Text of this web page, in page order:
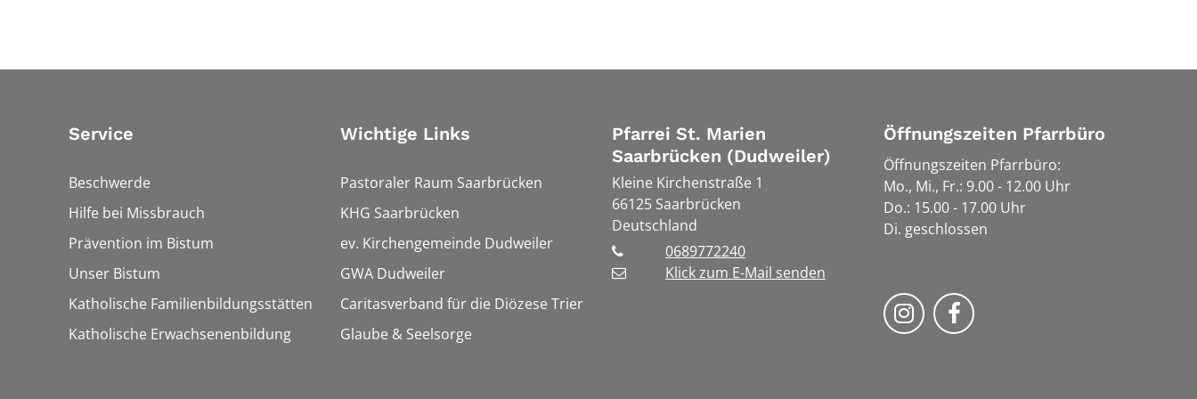
Service
Beschwerde
Hilfe bei Missbrauch
Prävention im Bistum
Unser Bistum
Katholische Familienbildungsstätten
Katholische Erwachsenenbildung
Wichtige Links
Pastoraler Raum Saarbrücken
KHG Saarbrücken
ev. Kirchengemeinde Dudweiler
GWA Dudweiler
Caritasverband für die Diözese Trier
Glaube & Seelsorge
Pfarrei St. Marien
Saarbrücken (Dudweiler)
Kleine Kirchenstraße 1
66125 Saarbrücken
Deutschland
0689772240
Klick zum E-Mail senden
Öffnungszeiten Pfarrbüro
Öffnungszeiten Pfarrbüro:
Mo., Mi., Fr.: 9.00 - 12.00 Uhr
Do.: 15.00 - 17.00 Uhr
Di. geschlossen
Bistum Trier auf Instragram
Bistum Trier auf Facebook